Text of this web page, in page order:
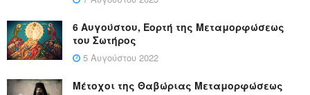
6 Αυγούστου, Εορτή της Μεταμορφώσεως
του Σωτήρος
5 Αυγούστου 2022
Μέτοχοι της Θαβώριας Μεταμορφώσεως